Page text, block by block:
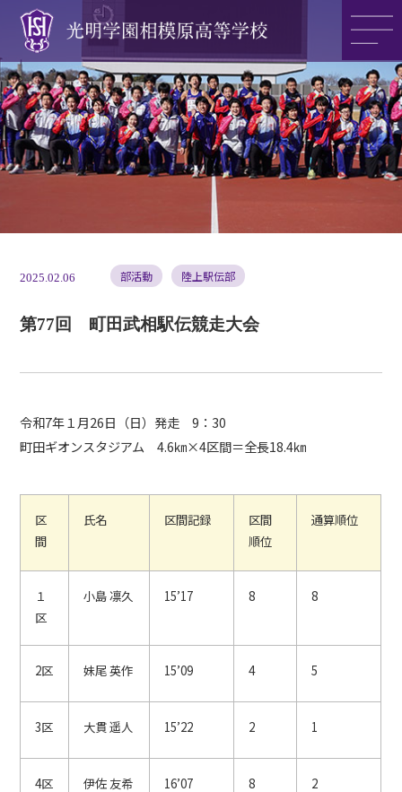
2025.02.06 部活動 陸上駅伝部
第77回 町田武相駅伝競走大会
令和7年１月26日（日）発走 9：30
町田ギオンスタジアム 4.6㎞×4区間＝全長18.4㎞
区
間
氏名 区間記録
区間
順位
通算順位
１
区
小島 凛久 15’17 8 8
2区 妹尾 英作 15’09 4 5
3区 大貫 遥人 15’22 2 1
4区 伊佐 友希 16’07 8 2
光明学園の魅力
アクセス>>
各種お問い合わせ>>
デジタルパンフレット>>
その他